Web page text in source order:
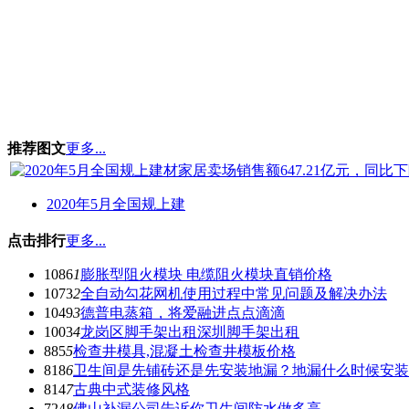
推荐图文更多...
2020年5月全国规上建
点击排行更多...
10861膨胀型阻火模块 电缆阻火模块直销价格
10732全自动勾花网机使用过程中常见问题及解决办法
10493德普电蒸箱，将爱融进点点滴滴
10034龙岗区脚手架出租深圳脚手架出租
8855检查井模具,混凝土检查井模板价格
8186卫生间是先铺砖还是先安装地漏？地漏什么时候安
8147古典中式装修风格